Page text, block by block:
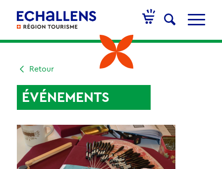
Retour
ÉVÉNEMENTS